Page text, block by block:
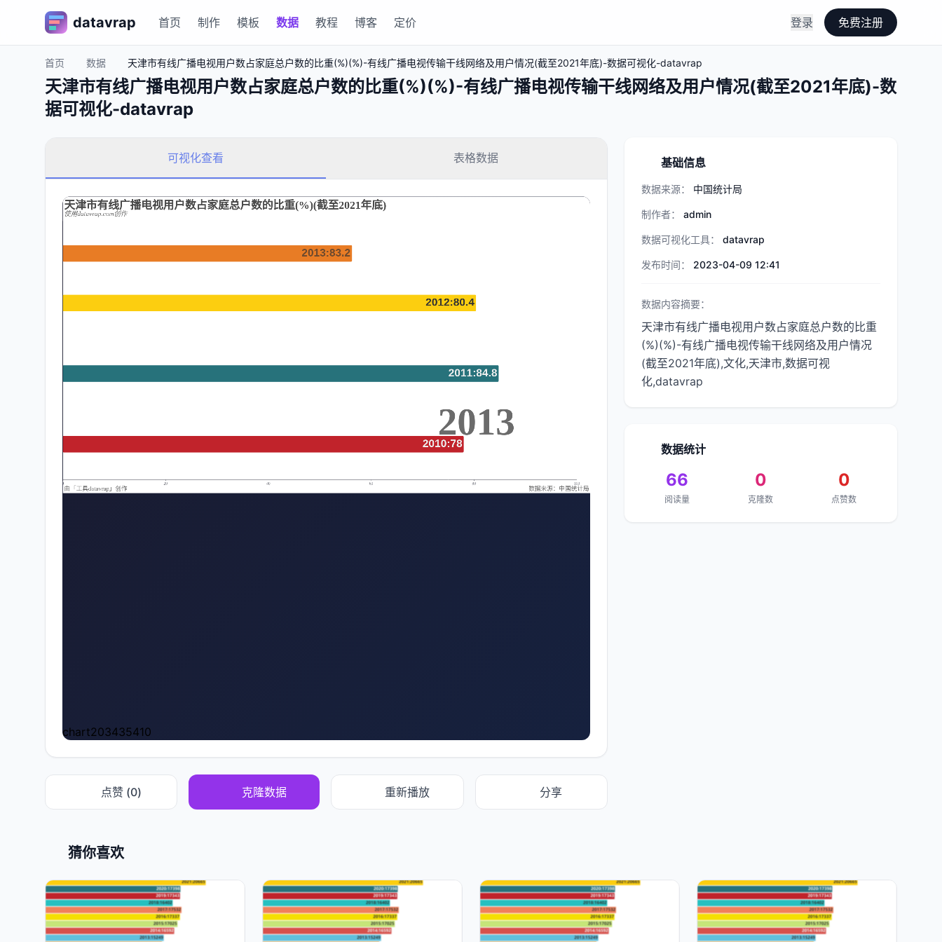
datavrap 首页 制作 模板 数据 教程 博客 定价 登录 免费注册
首页 数据 天津市有线广播电视用户数占家庭总户数的比重(%)(%)-有线广播电视传输干线网络及用户情况(截至2021年底)-数据可视化-datavrap
天津市有线广播电视用户数占家庭总户数的比重(%)(%)-有线广播电视传输干线网络及用户情况(截至2021年底)-数
据可视化-datavrap
可视化查看 表格数据
chart203435410
点赞 (0) 克隆数据 重新播放 分享
基础信息
数据来源： 中国统计局
制作者： admin
数据可视化工具： datavrap
发布时间： 2023-04-09 12:41
数据内容摘要：
天津市有线广播电视用户数占家庭总户数的比重
(%)(%)-有线广播电视传输干线网络及用户情况
(截至2021年底),文化,天津市,数据可视
化,datavrap
数据统计
66
阅读量
0
克隆数
0
点赞数
猜你喜欢